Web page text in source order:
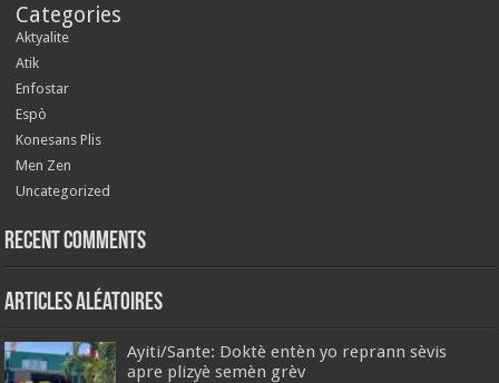
Categories
Aktyalite
Atik
Enfostar
Espò
Konesans Plis
Men Zen
Uncategorized
Recent Comments
Articles aléatoires
Ayiti/Sante: Doktè entèn yo reprann sèvis
apre plizyè semèn grèv